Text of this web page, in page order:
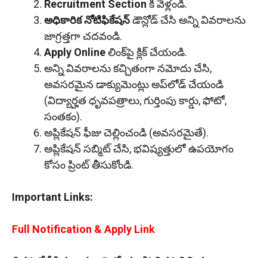
Recruitment Section కి వెళ్లండి.
అధికారిక నోటిఫికేషన్డౌన్లోడ్ చేసి అన్ని వివరాలను
జాగ్రత్తగా చదవండి.
Apply Onlineలింక్‌పై క్లిక్ చేయండి.
అన్ని వివరాలను కచ్చితంగా నమోదు చేసి,
అవసరమైన డాక్యుమెంట్లు అప్‌లోడ్ చేయండి
(విద్యార్హత ధృవపత్రాలు, గుర్తింపు కార్డు, ఫోటో,
సంతకం).
అప్లికేషన్ ఫీజు చెల్లించండి (అవసరమైతే).
అప్లికేషన్ సబ్మిట్ చేసి, భవిష్యత్తులో ఉపయోగం
కోసం ప్రింట్ తీసుకోండి.
Important Links:
Full Notification & Apply Link